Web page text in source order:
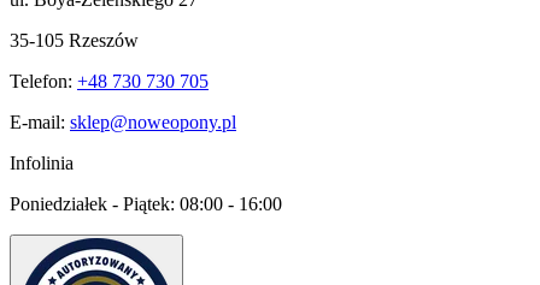
35-105 Rzeszów
Telefon: +48 730 730 705
E-mail: sklep@noweopony.pl
Infolinia
Poniedziałek - Piątek: 08:00 - 16:00